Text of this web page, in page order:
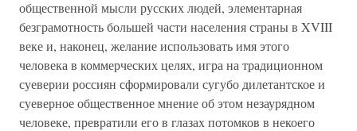
общественной мысли русских людей, элементарная
безграмотность большей части населения страны в XVIII
веке и, наконец, желание использовать имя этого
человека в коммерческих целях, игра на традиционном
суеверии россиян сформировали сугубо дилетантское и
суеверное общественное мнение об этом незаурядном
человеке, превратили его в глазах потомков в некоего